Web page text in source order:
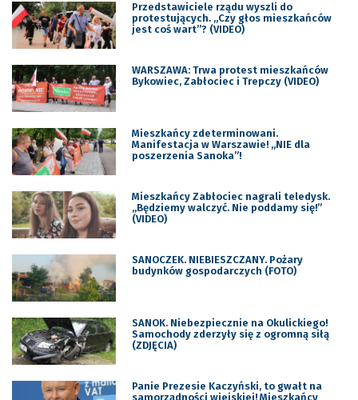
Przedstawiciele rządu wyszli do
protestujących. „Czy głos mieszkańców
jest coś wart”? (VIDEO)
WARSZAWA: Trwa protest mieszkańców
Bykowiec, Zabłociec i Trepczy (VIDEO)
Mieszkańcy zdeterminowani.
Manifestacja w Warszawie! „NIE dla
poszerzenia Sanoka”!
Mieszkańcy Zabłociec nagrali teledysk.
„Będziemy walczyć. Nie poddamy się!”
(VIDEO)
SANOCZEK. NIEBIESZCZANY. Pożary
budynków gospodarczych (FOTO)
SANOK. Niebezpiecznie na Okulickiego!
Samochody zderzyły się z ogromną siłą
(ZDJĘCIA)
Panie Prezesie Kaczyński, to gwałt na
samorządności wiejskiej! Mieszkańcy